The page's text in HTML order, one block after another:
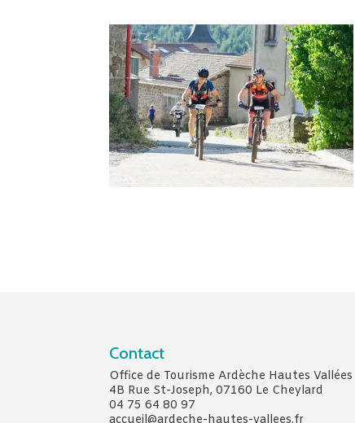
Contact
Office de Tourisme Ardèche Hautes Vallées
4B Rue St-Joseph, 07160 Le Cheylard
04 75 64 80 97
accueil@ardeche-hautes-vallees.fr